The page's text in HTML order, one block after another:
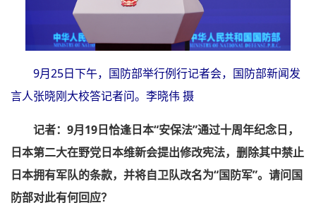
9月25日下午，国防部举行例行记者会，国防部新闻发
言人张晓刚大校答记者问。李晓伟 摄
记者：9月19日恰逢日本“安保法”通过十周年纪念日，
日本第二大在野党日本维新会提出修改宪法，删除其中禁止
日本拥有军队的条款，并将自卫队改名为“国防军”。请问国
防部对此有何回应？